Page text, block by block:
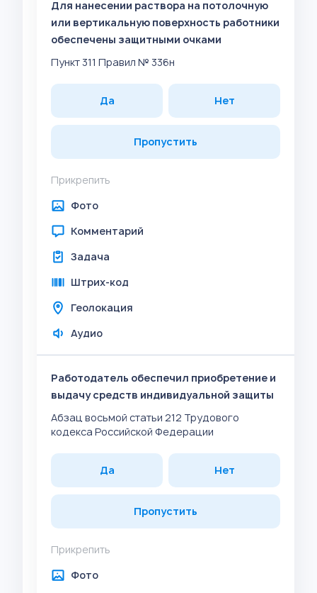
Для нанесении раствора на потолочную
или вертикальную поверхность работники
обеспечены защитными очками
Пункт 311 Правил № 336н
Да Нет
Пропустить
Прикрепить
Фото
Комментарий
Задача
Штрих-код
Геолокация
Аудио
Работодатель обеспечил приобретение и
выдачу средств индивидуальной защиты
Абзац восьмой статьи 212 Трудового
кодекса Российской Федерации
Да Нет
Пропустить
Прикрепить
Фото